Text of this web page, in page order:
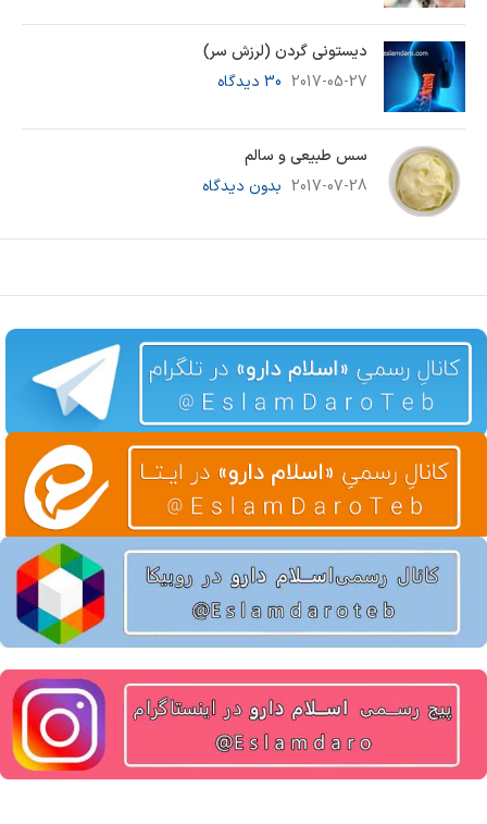
دیستونی گردن (لرزش سر)
2017-05-27 30 دیدگاه
سس طبيعی و سالم
2017-07-28 بدون دیدگاه